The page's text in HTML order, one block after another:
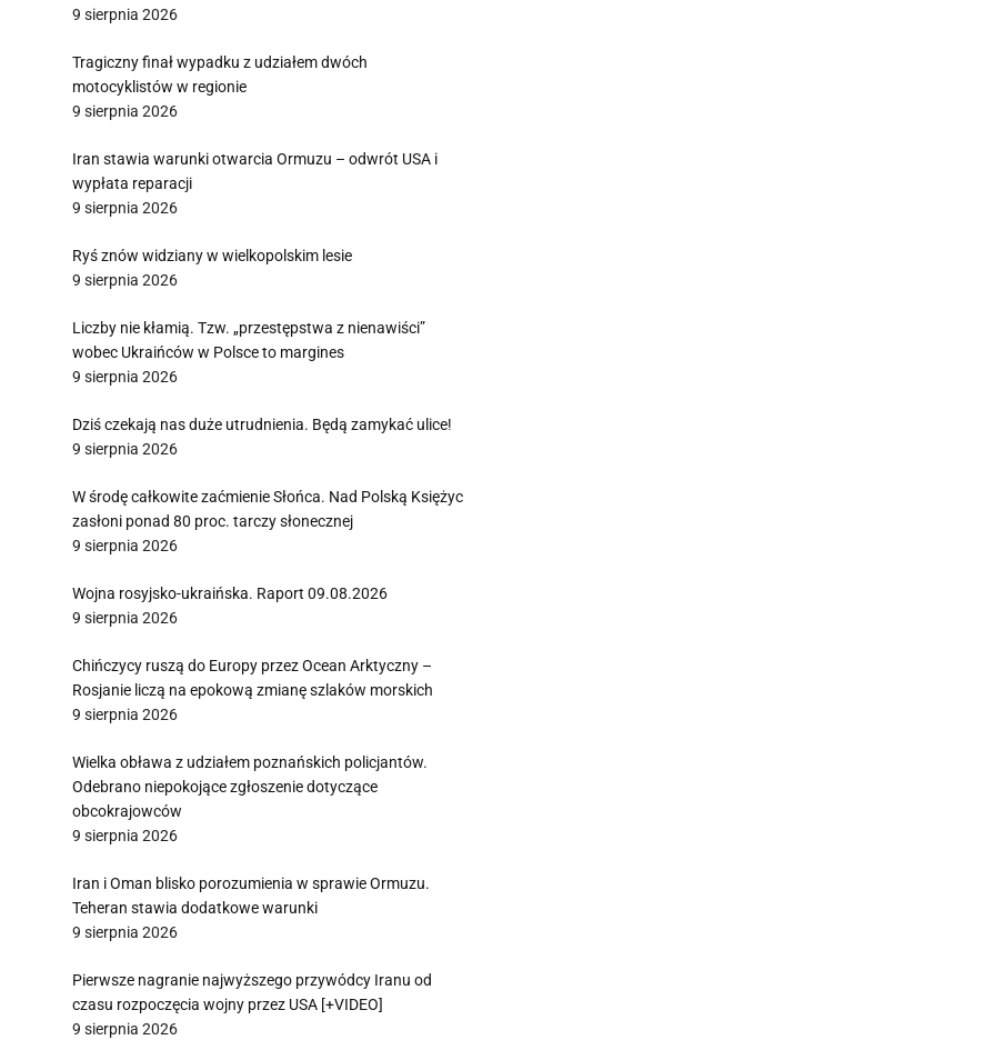
9 sierpnia 2026
Tragiczny finał wypadku z udziałem dwóch
motocyklistów w regionie
9 sierpnia 2026
Iran stawia warunki otwarcia Ormuzu – odwrót USA i
wypłata reparacji
9 sierpnia 2026
Ryś znów widziany w wielkopolskim lesie
9 sierpnia 2026
Liczby nie kłamią. Tzw. „przestępstwa z nienawiści”
wobec Ukraińców w Polsce to margines
9 sierpnia 2026
Dziś czekają nas duże utrudnienia. Będą zamykać ulice!
9 sierpnia 2026
W środę całkowite zaćmienie Słońca. Nad Polską Księżyc
zasłoni ponad 80 proc. tarczy słonecznej
9 sierpnia 2026
Wojna rosyjsko-ukraińska. Raport 09.08.2026
9 sierpnia 2026
Chińczycy ruszą do Europy przez Ocean Arktyczny –
Rosjanie liczą na epokową zmianę szlaków morskich
9 sierpnia 2026
Wielka obława z udziałem poznańskich policjantów.
Odebrano niepokojące zgłoszenie dotyczące
obcokrajowców
9 sierpnia 2026
Iran i Oman blisko porozumienia w sprawie Ormuzu.
Teheran stawia dodatkowe warunki
9 sierpnia 2026
Pierwsze nagranie najwyższego przywódcy Iranu od
czasu rozpoczęcia wojny przez USA [+VIDEO]
9 sierpnia 2026